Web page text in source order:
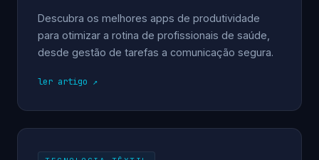
Descubra os melhores apps de produtividade
para otimizar a rotina de profissionais de saúde,
desde gestão de tarefas a comunicação segura.
ler artigo